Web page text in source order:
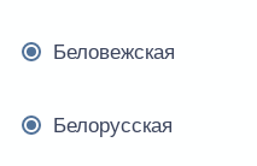
Беловежская
Белорусская